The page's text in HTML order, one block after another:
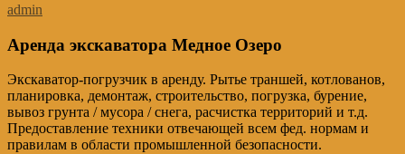
admin
Аренда экскаватора Медное Озеро
Экскаватор-погрузчик в аренду. Рытье траншей, котлованов,
планировка, демонтаж, строительство, погрузка, бурение,
вывоз грунта / мусора / снега, расчистка территорий и т.д.
Предоставление техники отвечающей всем фед. нормам и
правилам в области промышленной безопасности.